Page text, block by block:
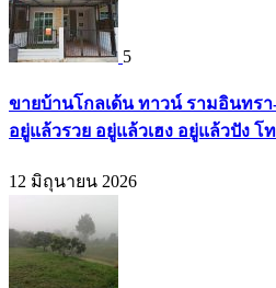
5
ขายบ้านโกลเด้น ทาวน์ รามอินทร
อยู่แล้วรวย อยู่แล้วเฮง อยู่แล้วปัง โท
12 มิถุนายน 2026